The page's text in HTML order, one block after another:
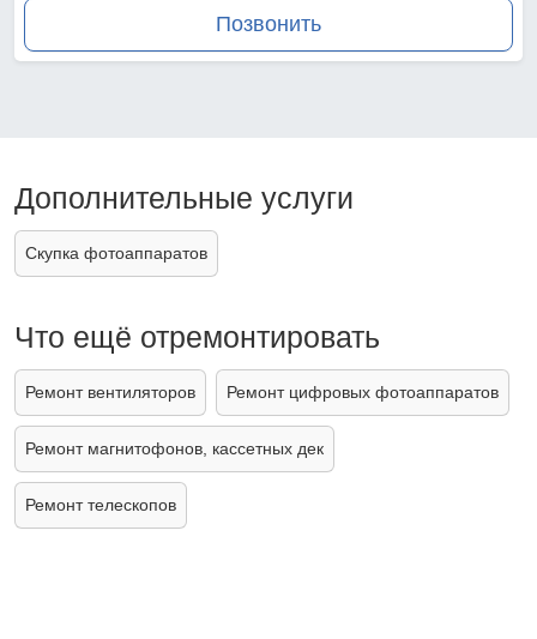
Позвонить
Дополнительные услуги
Скупка фотоаппаратов
Что ещё отремонтировать
Ремонт вентиляторов Ремонт цифровых фотоаппаратов
Ремонт магнитофонов, кассетных дек
Ремонт телескопов